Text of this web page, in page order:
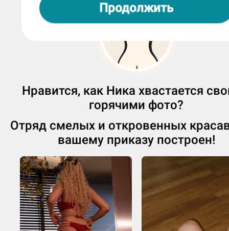
Продолжить
Нравится, как Ника хвастается
горячими фото?
Отряд смелых и откровенных
вашему приказу построен!